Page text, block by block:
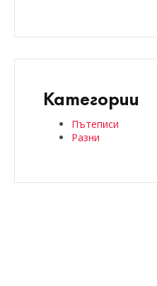
Категории
Пътеписи
Разни